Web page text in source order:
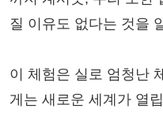
질 이유도 없다는 것을
이 체험은 실로 엄청난
게는 새로운 세계가 열